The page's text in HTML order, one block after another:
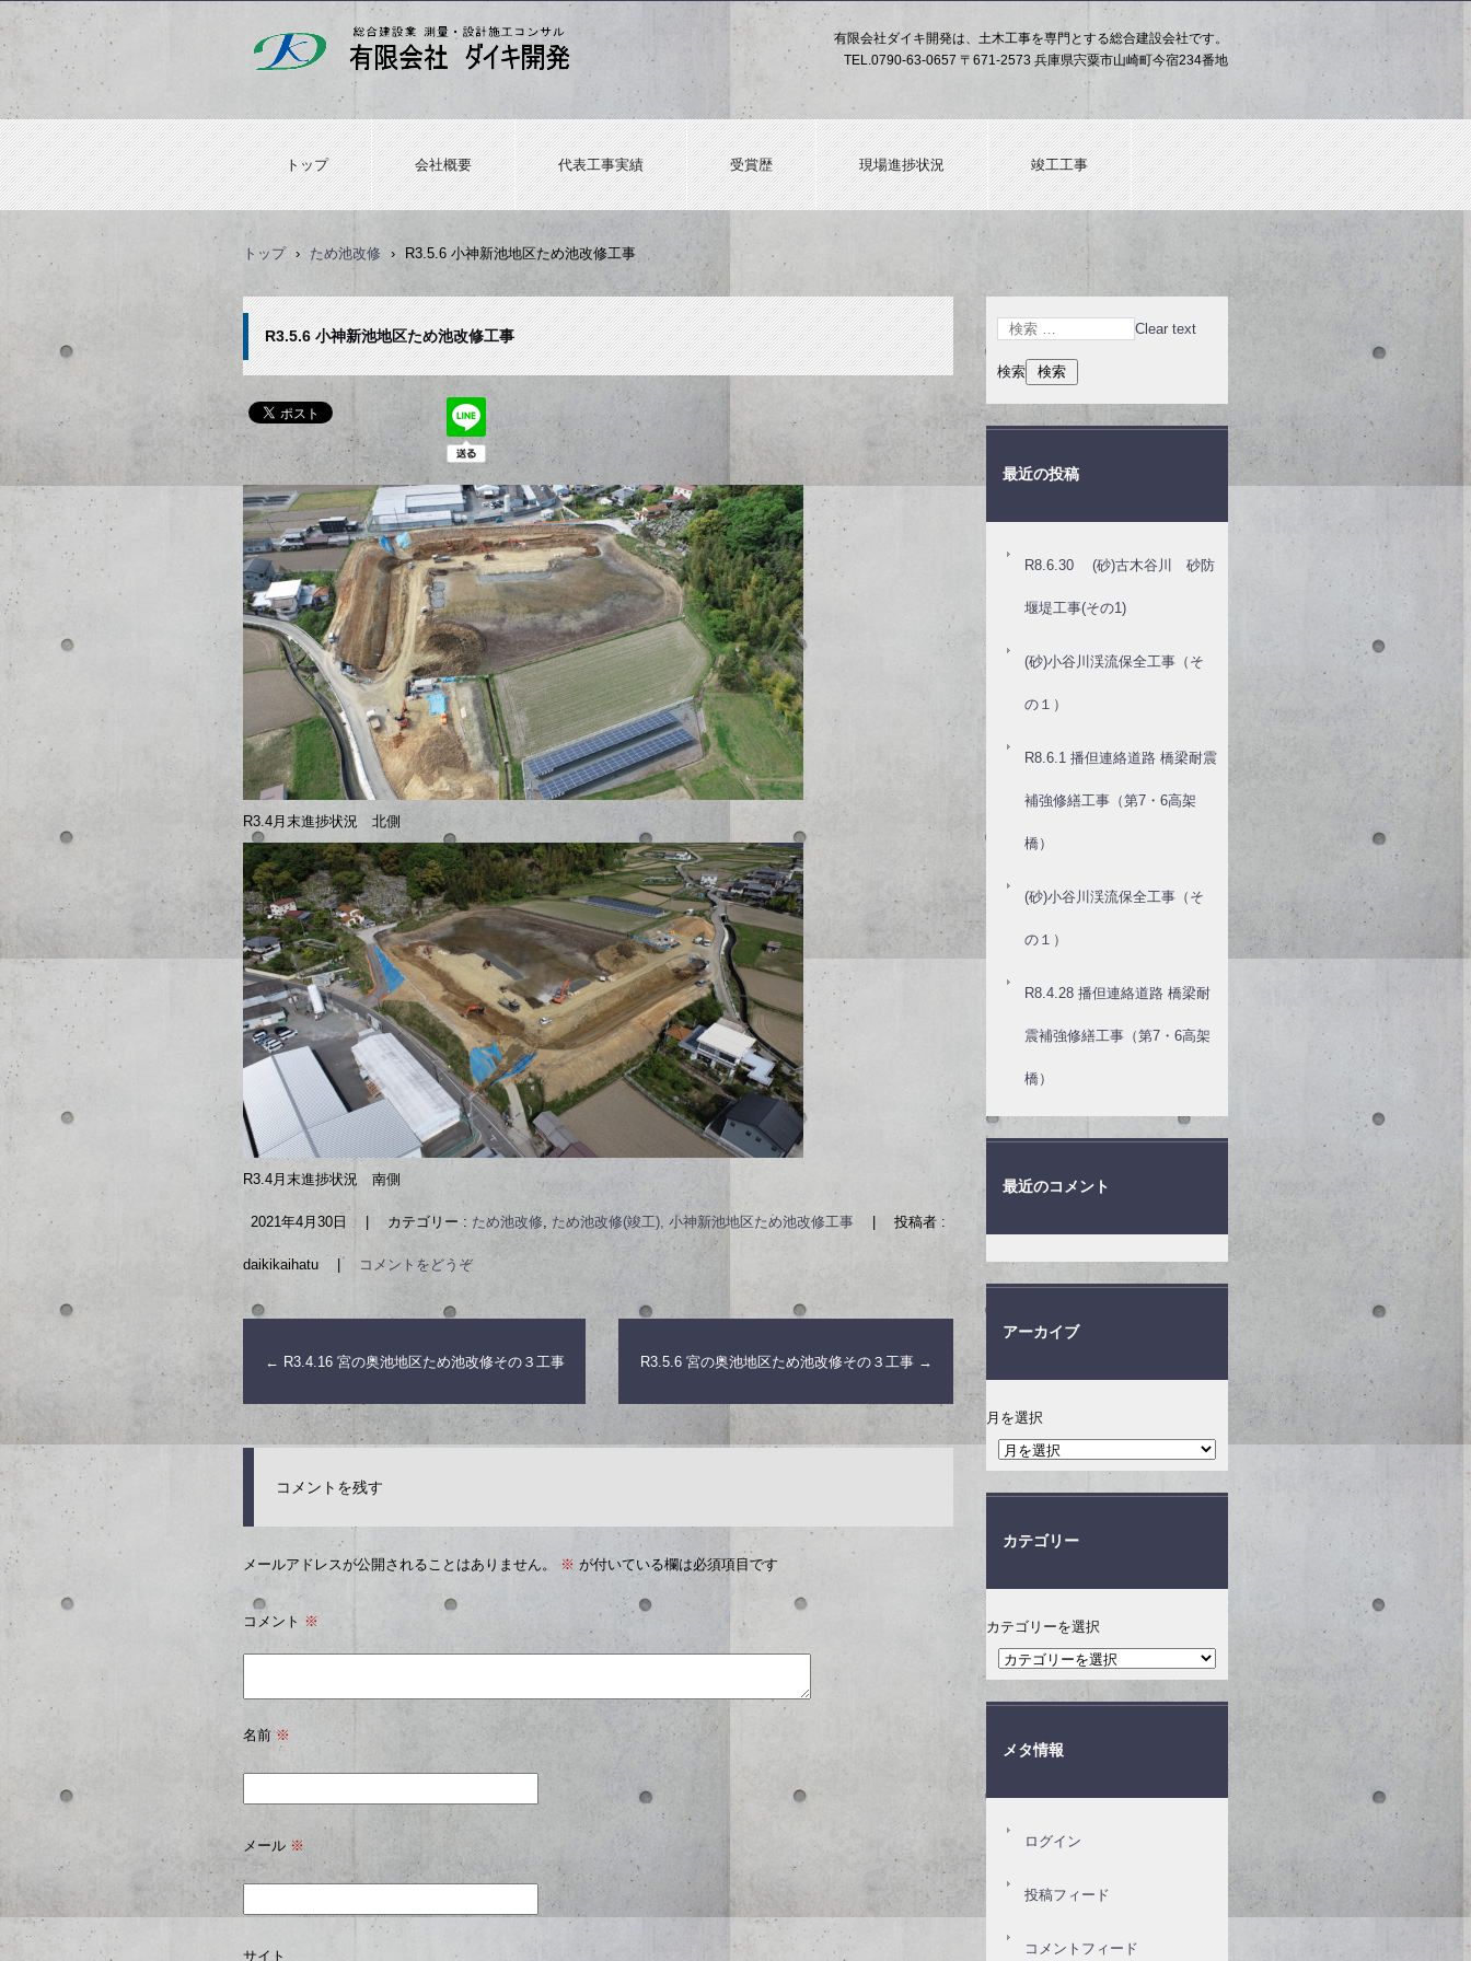
有限会社ダイキ開発は、土木工事を専門とする総合建設会社です。
TEL. 0790-63-0657 〒671-2573 兵庫県宍粟市山崎町今宿234番地
トップ 会社概要 代表工事実績 受賞歴 現場進捗状況 竣工工事
トップ › ため池改修 › R3.5.6 小神新池地区ため池改修工事
R3.5.6 小神新池地区ため池改修工事
R3.4月末進捗状況 北側
R3.4月末進捗状況 南側
2021年4月30日 カテゴリー : ため池改修, ため池改修(竣工), 小神新池地区ため池改修工事 投稿者 :
daikikaihatu コメントをどうぞ
← R3.4.16 宮の奥池地区ため池改修その３工事 R3.5.6 宮の奥池地区ため池改修その３工事 →
コメントを残す
メールアドレスが公開されることはありません。 ※ が付いている欄は必須項目です
コメント ※
名前※
メール ※
サイト
Clear text
検索
最近の投稿
R8.6.30 (砂)古木谷川 砂防
堰堤工事(その1)
(砂)小谷川渓流保全工事（そ
の１）
R8.6.1 播但連絡道路 橋梁耐震
補強修繕工事（第7・6高架
橋）
(砂)小谷川渓流保全工事（そ
の１）
R8.4.28 播但連絡道路 橋梁耐
震補強修繕工事（第7・6高架
橋）
最近のコメント
アーカイブ
月を選択
カテゴリー
カテゴリーを選択
メタ情報
ログイン
投稿フィード
コメントフィード